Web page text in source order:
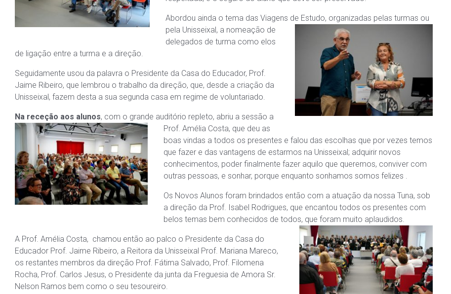
Abordou ainda o tema das Viagens de Estudo, organizadas pelas turmas ou
pela Unisseixal, a nomeação de
delegados de turma como elos
de ligação entre a turma e a direção.
Seguidamente usou da palavra o Presidente da Casa do Educador, Prof.
Jaime Ribeiro, que lembrou o trabalho da direção, que, desde a criação da
Unisseixal, fazem desta a sua segunda casa em regime de voluntariado.
Na receção aos alunos, com o grande auditório repleto, abriu a sessão a
Prof. Amélia Costa, que deu as
boas vindas a todos os presentes e falou das escolhas que por vezes temos
que fazer e das vantagens de estarmos na Unisseixal; adquirir novos
conhecimentos, poder finalmente fazer aquilo que queremos, conviver com
outras pessoas, e sonhar, porque enquanto sonhamos somos felizes .
Os Novos Alunos foram brindados então com a atuação da nossa Tuna, sob
a direção da Prof. Isabel Rodrigues, que encantou todos os presentes com
belos temas bem conhecidos de todos, que foram muito aplaudidos.
A Prof. Amélia Costa, chamou então ao palco o Presidente da Casa do
Educador Prof. Jaime Ribeiro, a Reitora da Unisseixal Prof. Mariana Mareco,
os restantes membros da direção Prof. Fátima Salvado, Prof. Filomena
Rocha, Prof. Carlos Jesus, o Presidente da junta da Freguesia de Amora Sr.
Nelson Ramos bem como o seu tesoureiro.